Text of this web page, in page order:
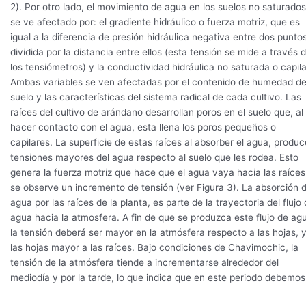
2). Por otro lado, el movimiento de agua en los suelos no
se ve afectado por: el gradiente hidráulico o fuerza motriz, que es
igual a la diferencia de presión hidráulica negativa entre dos
dividida por la distancia entre ellos (esta tensión se mide a través
los tensiómetros) y la conductividad hidráulica no saturada o
Ambas variables se ven afectadas por el contenido de humedad
suelo y las características del sistema radical de cada cultivo. Las
raíces del cultivo de arándano desarrollan poros en el suelo que, al
hacer contacto con el agua, esta llena los poros pequeños o
capilares. La superficie de estas raíces al absorber el agua,
tensiones mayores del agua respecto al suelo que les rodea. Esto
genera la fuerza motriz que hace que el agua vaya hacia las
se observe un incremento de tensión (ver Figura 3). La absorción
agua por las raíces de la planta, es parte de la trayectoria del flujo
agua hacia la atmosfera. A fin de que se produzca este flujo de
la tensión deberá ser mayor en la atmósfera respecto a las hojas, y
las hojas mayor a las raíces. Bajo condiciones de Chavimochic, la
tensión de la atmósfera tiende a incrementarse alrededor del
mediodía y por la tarde, lo que indica que en este periodo debemos